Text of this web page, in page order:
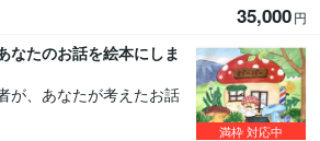
35,000円
なたのお話を絵本にしま
が、あなたが考えたお話
満枠対応中